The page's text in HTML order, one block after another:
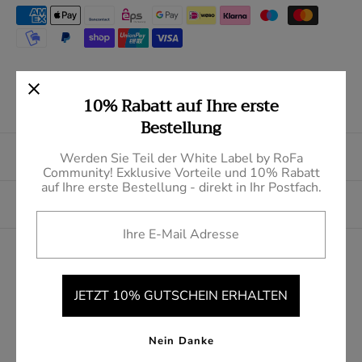
Produktbeschreibung
Ähnliche Produkte
10% Rabatt auf Ihre erste
Bestellung
Werden Sie Teil der White Label by RoFa
Community! Exklusive Vorteile und 10% Rabatt
auf Ihre erste Bestellung - direkt in Ihr Postfach.
Ihre E-Mail Adresse
JETZT 10% GUTSCHEIN ERHALTEN
Nein Danke